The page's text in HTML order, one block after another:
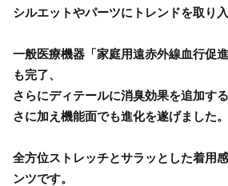
シルエットやパーツにトレンドを取り入
一般医療機器「家庭用遠赤外線血行促
も完了、
さらにディテールに消臭効果を追加す
さに加え機能面でも進化を遂げました。
全方位ストレッチとサラッとした着用
ンツです。